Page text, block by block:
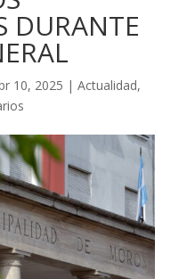
DURANTE
10, 2025 | Actualidad,